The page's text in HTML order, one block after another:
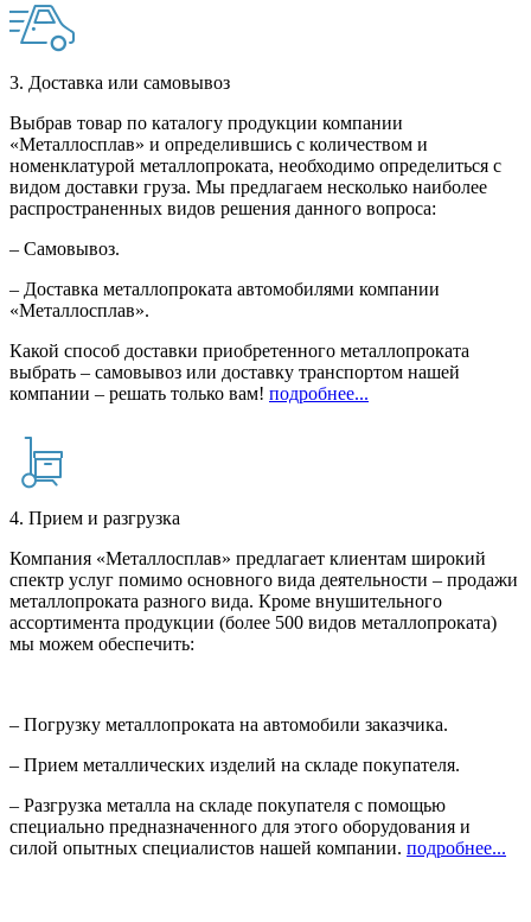
3. Доставка или самовывоз
Выбрав товар по каталогу продукции компании
«Металлосплав» и определившись с количеством и
номенклатурой металлопроката, необходимо определиться с
видом доставки груза. Мы предлагаем несколько наиболее
распространенных видов решения данного вопроса:
– Самовывоз.
– Доставка металлопроката автомобилями компании
«Металлосплав».
Какой способ доставки приобретенного металлопроката
выбрать – самовывоз или доставку транспортом нашей
компании – решать только вам! подробнее...
4. Прием и разгрузка
Компания «Металлосплав» предлагает клиентам широкий
спектр услуг помимо основного вида деятельности – продажи
металлопроката разного вида. Кроме внушительного
ассортимента продукции (более 500 видов металлопроката)
мы можем обеспечить:
– Погрузку металлопроката на автомобили заказчика.
– Прием металлических изделий на складе покупателя.
– Разгрузка металла на складе покупателя с помощью
специально предназначенного для этого оборудования и
силой опытных специалистов нашей компании. подробнее...